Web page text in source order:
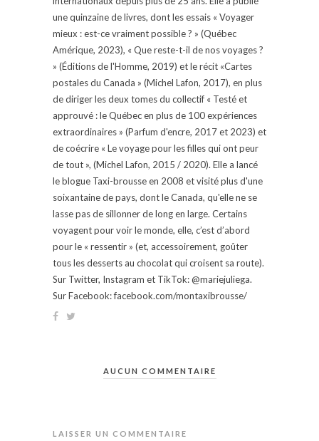
une quinzaine de livres, dont les essais « Voyager
mieux : est-ce vraiment possible ? » (Québec
Amérique, 2023), « Que reste-t-il de nos voyages ?
» (Éditions de l'Homme, 2019) et le récit «Cartes
postales du Canada » (Michel Lafon, 2017), en plus
de diriger les deux tomes du collectif « Testé et
approuvé : le Québec en plus de 100 expériences
extraordinaires » (Parfum d'encre, 2017 et 2023) et
de coécrire « Le voyage pour les filles qui ont peur
de tout », (Michel Lafon, 2015 / 2020). Elle a lancé
le blogue Taxi-brousse en 2008 et visité plus d'une
soixantaine de pays, dont le Canada, qu'elle ne se
lasse pas de sillonner de long en large. Certains
voyagent pour voir le monde, elle, c’est d’abord
pour le « ressentir » (et, accessoirement, goûter
tous les desserts au chocolat qui croisent sa route).
Sur Twitter, Instagram et TikTok: @mariejuliega.
Sur Facebook: facebook.com/montaxibrousse/
AUCUN COMMENTAIRE
LAISSER UN COMMENTAIRE